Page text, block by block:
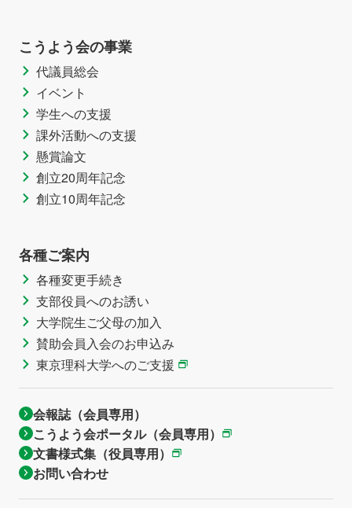
こうよう会の事業
代議員総会
イベント
学生への支援
課外活動への支援
懸賞論文
創立20周年記念
創立10周年記念
各種ご案内
各種変更手続き
支部役員へのお誘い
大学院生ご父母の加入
賛助会員入会のお申込み
東京理科大学へのご支援
会報誌（会員専用）
こうよう会ポータル（会員専用）
文書様式集（役員専用）
お問い合わせ